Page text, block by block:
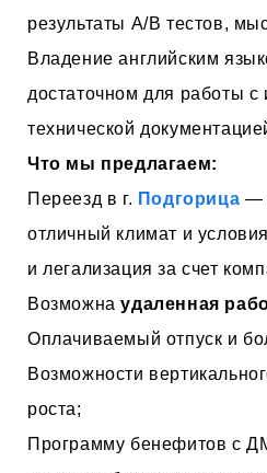
результаты A/B тестов,
Владение английским
достаточном для работы
технической
Что мы предлагаем:
Переезд в г. Подгорица —
отличный климат и
и легализация за счет
Возможнаудаленная
Оплачиваемый отпуск и
Возможности
роста;
Программу бенефитов с